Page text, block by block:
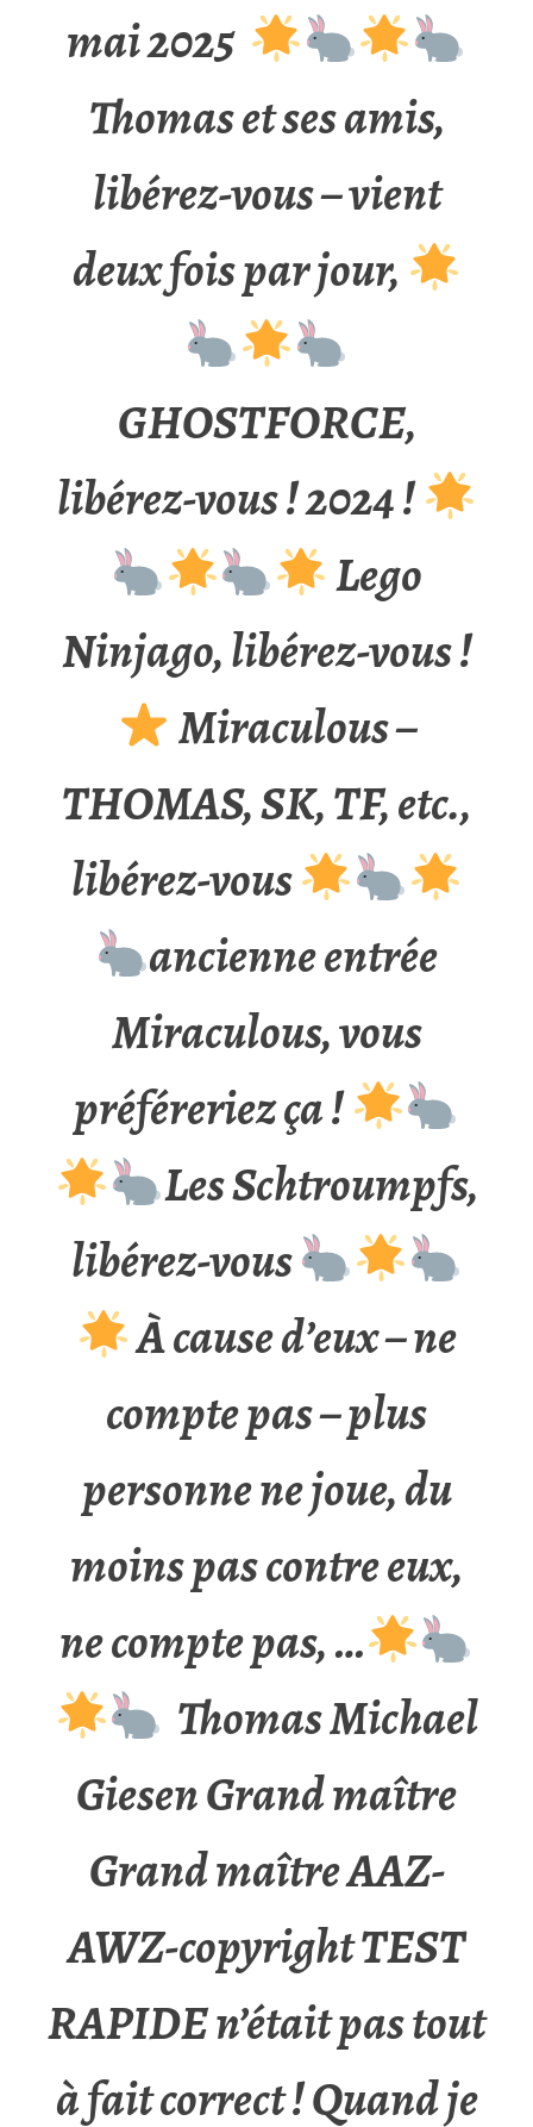
mai 2025
Thomas et ses amis,
libérez-vous – vient
deux fois par jour,
GHOSTFORCE,
libérez-vous ! 2024 !
Lego
Ninjago, libérez-vous !
Miraculous –
THOMAS, SK, TF, etc.,
libérez-vous
ancienne entrée
Miraculous, vous
préféreriez ça !
Les Schtroumpfs,
libérez-vous
À cause d’eux – ne
compte pas – plus
personne ne joue, du
moins pas contre eux,
ne compte pas, …
Thomas Michael
Giesen Grand maître
Grand maître AAZ-
AWZ-copyright TEST
RAPIDE n’était pas tout
à fait correct ! Quand je